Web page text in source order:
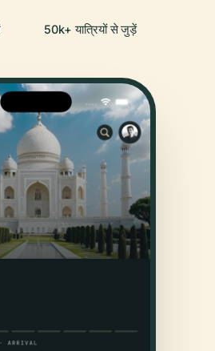
50k+ यात्रियों से जुड़ें